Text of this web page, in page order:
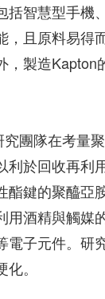
括智慧型手機
，且原料易得
，製造Kapton
團隊在考量
利於回收再利
酯鍵的聚醯亞
用酒精與觸媒
電子元件。研
。